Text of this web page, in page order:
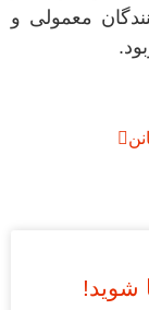
معمولی و
.
شوید!